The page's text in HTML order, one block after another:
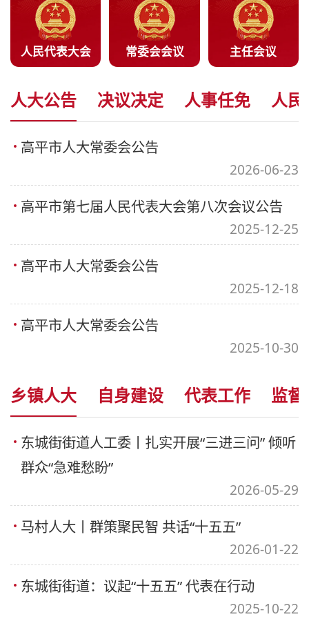
人民代表大会 常委会会议 主任会议
人大公告 决议决定 人事任免 人民
高平市人大常委会公告
2026-06-23
高平市第七届人民代表大会第八次会议公告
2025-12-25
高平市人大常委会公告
2025-12-18
高平市人大常委会公告
2025-10-30
乡镇人大 自身建设 代表工作 监
东城街街道人工委丨扎实开展“三进三问” 倾听
群众“急难愁盼”
2026-05-29
马村人大丨群策聚民智 共话“十五五”
2026-01-22
东城街街道：议起“十五五” 代表在行动
2025-10-22